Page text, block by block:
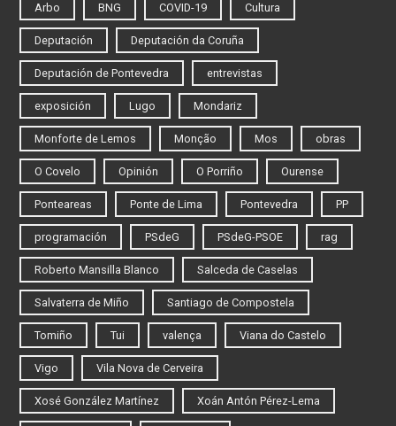
Arbo BNG COVID-19 Cultura
Deputación Deputación da Coruña
Deputación de Pontevedra entrevistas
exposición Lugo Mondariz
Monforte de Lemos Monção Mos obras
O Covelo Opinión O Porriño Ourense
Ponteareas Ponte de Lima Pontevedra PP
programación PSdeG PSdeG-PSOE rag
Roberto Mansilla Blanco Salceda de Caselas
Salvaterra de Miño Santiago de Compostela
Tomiño Tui valença Viana do Castelo
Vigo Vila Nova de Cerveira
Xosé González Martínez Xoán Antón Pérez-Lema